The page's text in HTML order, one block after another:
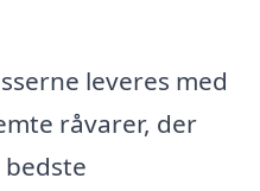
leveres med
råvarer, der